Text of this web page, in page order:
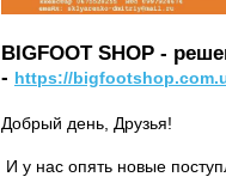
BIGFOOT SHOP -
- https://
Добрый день, Друзья!
И у нас опять новые